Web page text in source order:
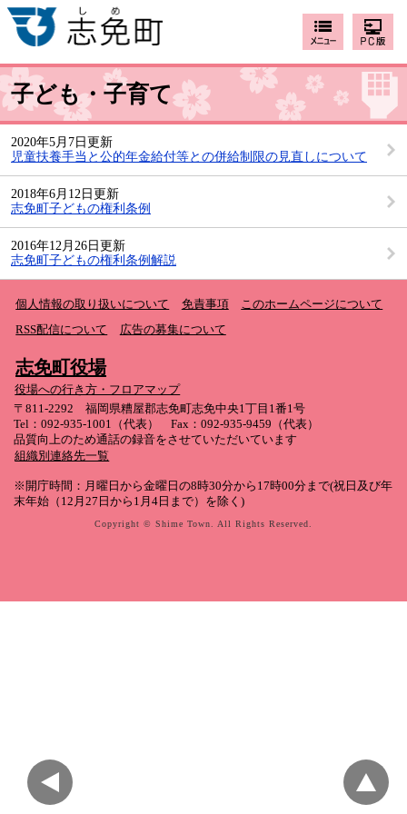
子ども・子育て
2020年5月7日更新
児童扶養手当と公的年金給付等との併給制限の見直しについて
2018年6月12日更新
志免町子どもの権利条例
2016年12月26日更新
志免町子どもの権利条例解説
個人情報の取り扱いについて 免責事項
このホームページについて
RSS配信について
広告の募集について
志免町役場
役場への行き方・フロアマップ
〒811-2292 福岡県糟屋郡志免町志免中央1丁目1番1号
Tel：092-935-1001（代表） Fax：092-935-9459（代表）
品質向上のため通話の録音をさせていただいています
組織別連絡先一覧
※開庁時間：月曜日から金曜日の8時30分から17時00分まで(祝日及び年
末年始（12月27日から1月4日まで）を除く)
Copyright © Shime Town. All Rights Reserved.